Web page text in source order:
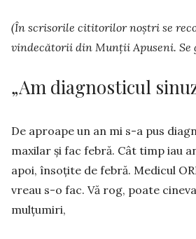
(În scrisorile cititorilor noș­tri se
vindecătorii din Munții Apu­seni. Se
„Am diagnosticul
De aproape un an mi s-a pus
maxilar și fac febră. Cât timp iau
apoi, însoțite de febră. Medicul
vreau s-o fac. Vă rog, poate
mulțumiri,